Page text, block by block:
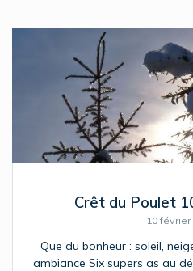
Crêt du Poulet
10 février
Que du bonheur : soleil,
ambiance Six supers as au